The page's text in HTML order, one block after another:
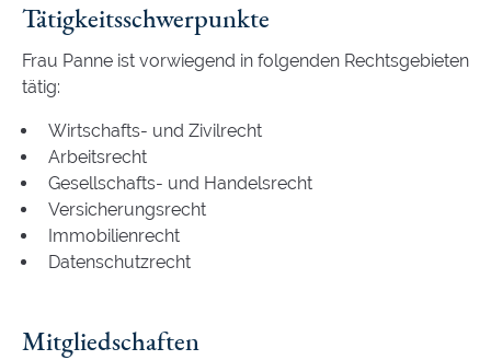
Tätigkeitsschwerpunkte
Frau Panne ist vorwiegend in folgenden Rechtsgebieten
tätig:
Wirtschafts- und Zivilrecht
Arbeitsrecht
Gesellschafts- und Handelsrecht
Versicherungsrecht
Immobilienrecht
Datenschutzrecht
Mitgliedschaften